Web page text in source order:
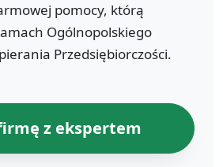
pomocy, którą
Ogólnopolskiego
Przedsiębiorczości.
z ekspertem